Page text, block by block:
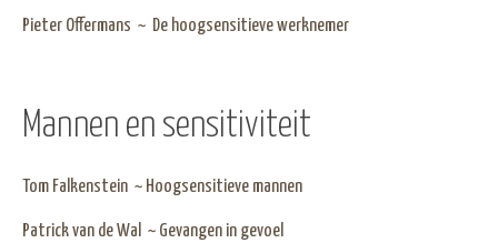
Pieter Offermans ~ De hoogsensitieve werknemer
Mannen en sensitiviteit
Tom Falkenstein ~ Hoogsensitieve mannen
Patrick van de Wal ~ Gevangen in gevoel